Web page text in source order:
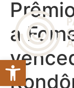
Abrir a
a